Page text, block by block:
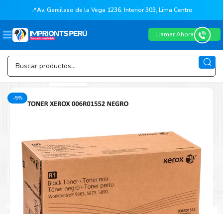
📍Av. Garcilaso de la Vega 1236, Interior 303, Lima Centro
Llamar Ahora
-5%